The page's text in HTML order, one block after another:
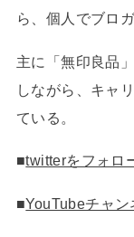
ら、個人でブロ
主に「無印良品
しながら、キャ
ている。
■twitterをフォロ
■YouTubeチャン